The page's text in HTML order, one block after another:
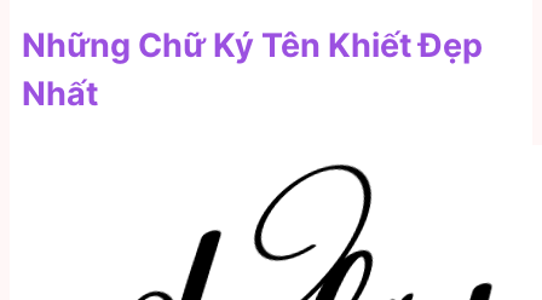
Những Chữ Ký Tên Khiết Đẹp
Nhất